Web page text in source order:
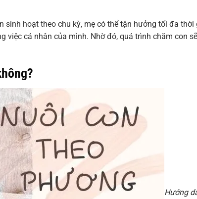
sinh hoạt theo chu kỳ, mẹ có thể tận hưởng tối đa thời
việc cá nhân của mình. Nhờ đó, quá trình chăm con
Hướng